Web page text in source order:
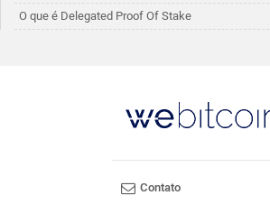
O que é Delegated Proof Of Stake
Contato